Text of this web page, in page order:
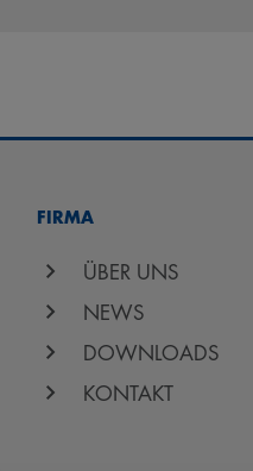
FIRMA
ÜBER UNS
NEWS
DOWNLOADS
KONTAKT